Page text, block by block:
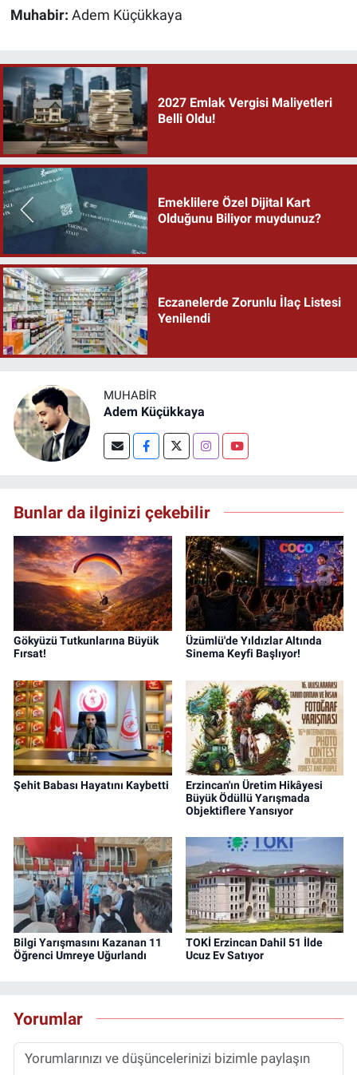
Muhabir: Adem Küçükkaya
2027 Emlak Vergisi Maliyetleri
Belli Oldu!
Emeklilere Özel Dijital Kart
Olduğunu Biliyor muydunuz?
Eczanelerde Zorunlu İlaç Listesi
Yenilendi
MUHABIR
Adem Küçükkaya
Bunlar da ilginizi çekebilir
Gökyüzü Tutkunlarına Büyük
Fırsat!
Üzümlü'de Yıldızlar Altında
Sinema Keyfi Başlıyor!
Şehit Babası Hayatını Kaybetti
Erzincan'ın Üretim Hikâyesi
Büyük Ödüllü Yarışmada
Objektiflere Yansıyor
Bilgi Yarışmasını Kazanan 11
Öğrenci Umreye Uğurlandı
TOKİ Erzincan Dahil 51 İlde
Ucuz Ev Satıyor
Yorumlar